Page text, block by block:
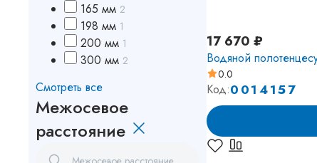
165 мм 2
198 мм 1
200 мм 1
300 мм 2
Смотреть все
Межосевое
расстояние
17 670 ₽
Водяной
0.0
Код:0014157